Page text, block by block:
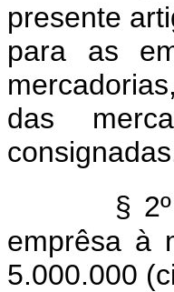
presente
para as
das
§
emprêsa à
5.000.000